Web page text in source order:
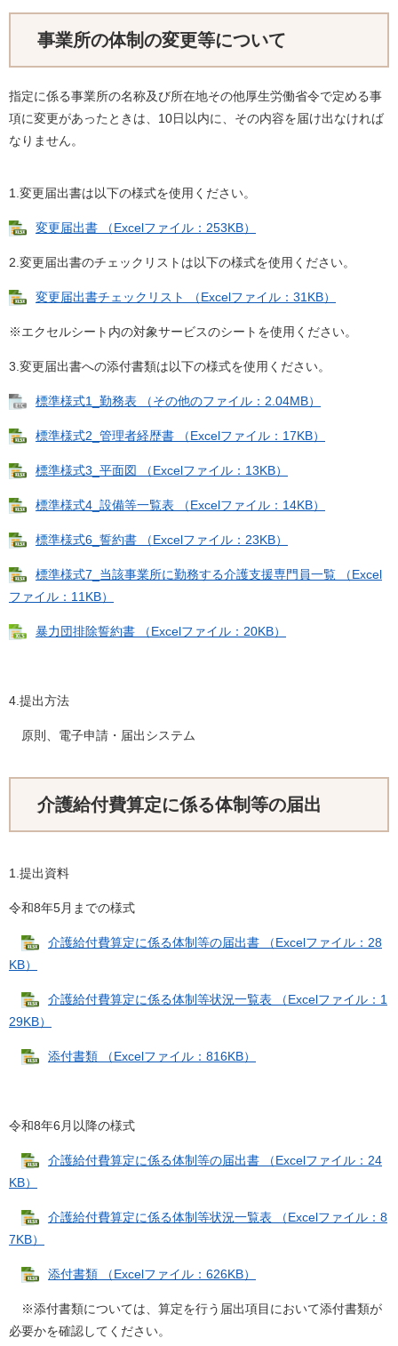
事業所の体制の変更等について
指定に係る事業所の名称及び所在地その他厚生労働省令で定める事
項に変更があったときは、10日以内に、その内容を届け出なければ
なりません。
1.変更届出書は以下の様式を使用ください。
変更届出書 （Excelファイル：253KB）
2.変更届出書のチェックリストは以下の様式を使用ください。
変更届出書チェックリスト （Excelファイル：31KB）
※エクセルシート内の対象サービスのシートを使用ください。
3.変更届出書への添付書類は以下の様式を使用ください。
標準様式1_勤務表 （その他のファイル：2.04MB）
標準様式2_管理者経歴書 （Excelファイル：17KB）
標準様式3_平面図 （Excelファイル：13KB）
標準様式4_設備等一覧表 （Excelファイル：14KB）
標準様式6_誓約書 （Excelファイル：23KB）
標準様式7_当該事業所に勤務する介護支援専門員一覧 （Excel
ファイル：11KB）
暴力団排除誓約書 （Excelファイル：20KB）
4.提出方法
原則、電子申請・届出システム
介護給付費算定に係る体制等の届出
1.提出資料
令和8年5月までの様式
介護給付費算定に係る体制等の届出書 （Excelファイル：28
KB）
介護給付費算定に係る体制等状況一覧表 （Excelファイル：1
29KB）
添付書類 （Excelファイル：816KB）
令和8年6月以降の様式
介護給付費算定に係る体制等の届出書 （Excelファイル：24
KB）
介護給付費算定に係る体制等状況一覧表 （Excelファイル：8
7KB）
添付書類 （Excelファイル：626KB）
※添付書類については、算定を行う届出項目において添付書類が
必要かを確認してください。